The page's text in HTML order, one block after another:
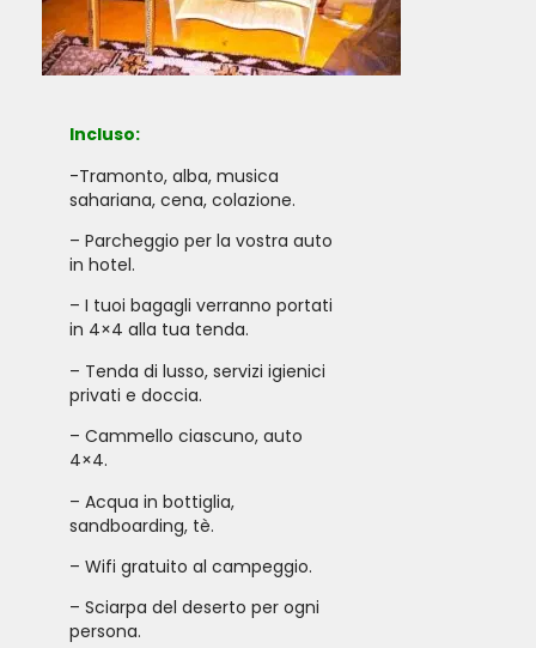
Incluso:
-Tramonto, alba, musica
sahariana, cena, colazione.
– Parcheggio per la vostra auto
in hotel.
– I tuoi bagagli verranno portati
in 4×4 alla tua tenda.
– Tenda di lusso, servizi igienici
privati ​​e doccia.
– Cammello ciascuno, auto
4×4.
– Acqua in bottiglia,
sandboarding, tè.
– Wifi gratuito al campeggio.
– Sciarpa del deserto per ogni
persona.